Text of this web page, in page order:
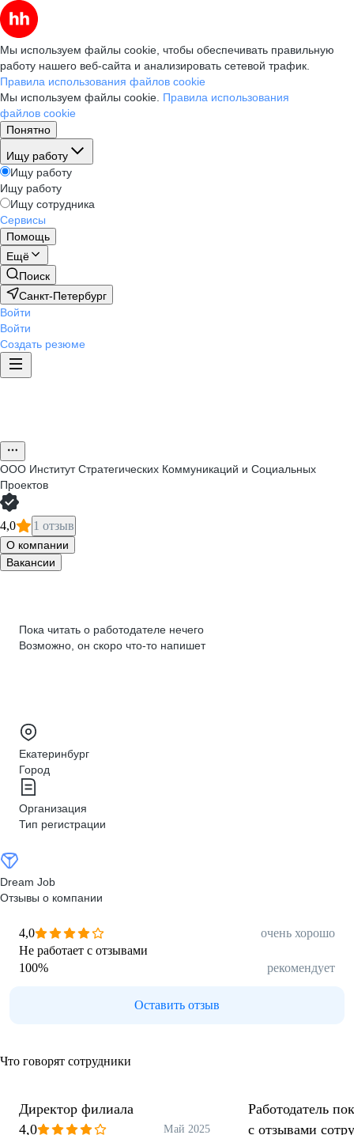
Мы используем файлы cookie, чтобы обеспечивать правильную
работу нашего веб-сайта и анализировать сетевой трафик.
Правила использования файлов cookie
Мы используем файлы cookie. Правила использования
файлов cookie
Понятно
Ищу работу
Ищу работу
Ищу работу
Ищу сотрудника
Сервисы
Помощь
Ещё
Поиск
Санкт-Петербург
Войти
Войти
Создать резюме
ООО Институт Стратегических Коммуникаций и Социальных
Проектов
4,0 1 отзыв
О компании
Вакансии
Пока читать о работодателе нечего
Возможно, он скоро что‑то напишет
Екатеринбург
Город
Организация
Тип регистрации
Dream Job
Отзывы о компании
4,0
очень хорошо
Не работает с отзывами
100% рекомендует
Оставить отзыв
Что говорят сотрудники
Директор филиала
4,0
Май 2025
Работодатель
с отзывами